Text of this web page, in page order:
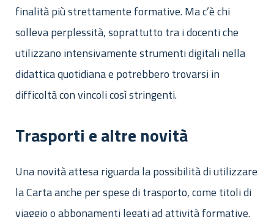
finalità più strettamente formative. Ma c’è chi
solleva perplessità, soprattutto tra i docenti che
utilizzano intensivamente strumenti digitali nella
didattica quotidiana e potrebbero trovarsi in
difficoltà con vincoli così stringenti.
Trasporti e altre novità
Una novità attesa riguarda la possibilità di utilizzare
la Carta anche per spese di trasporto, come titoli di
viaggio o abbonamenti legati ad attività formative.